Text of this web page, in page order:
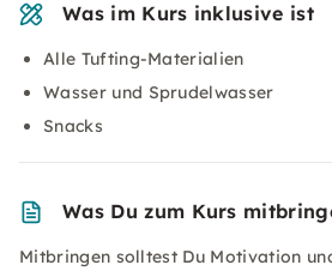
Was im Kurs inklusive ist
Alle Tufting-Materialien
Wasser und Sprudelwasser
Snacks
Was Du zum Kurs
Mitbringen solltest Du Motivation